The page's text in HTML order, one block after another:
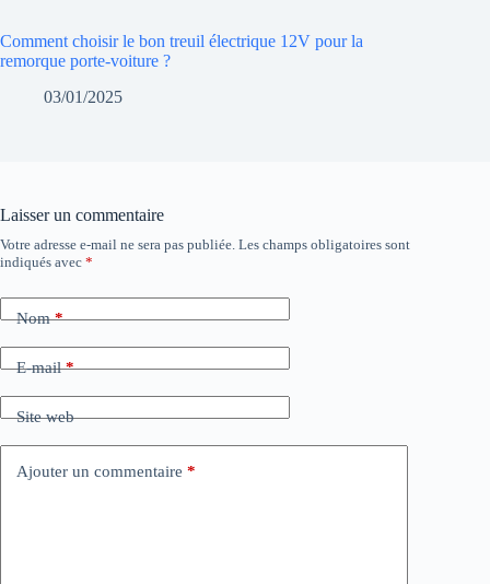
Comment choisir le bon treuil électrique 12V pour la
remorque porte-voiture ?
03/01/2025
Laisser un commentaire
Votre adresse e-mail ne sera pas publiée. Les champs obligatoires sont
indiqués avec *
Nom*
E-mail*
Site web
Ajouter un commentaire *